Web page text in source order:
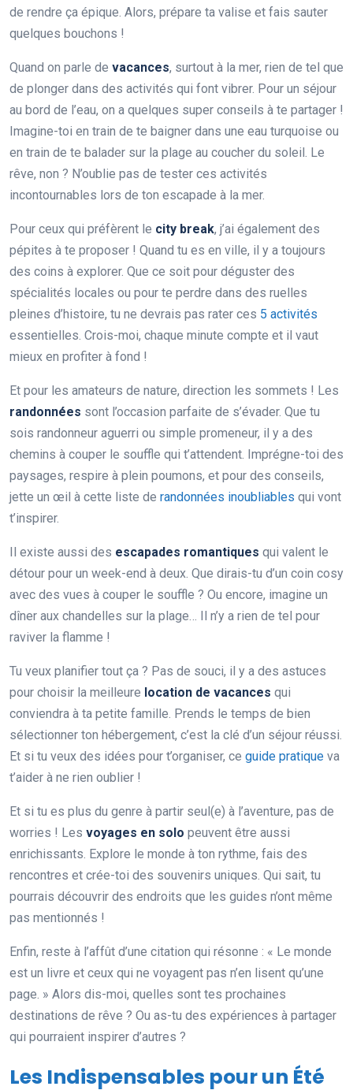
de rendre ça épique. Alors, prépare ta valise et fais sauter
quelques bouchons !
Quand on parle de vacances, surtout à la mer, rien de tel que
de plonger dans des activités qui font vibrer. Pour un séjour
au bord de l’eau, on a quelques super conseils à te partager !
Imagine-toi en train de te baigner dans une eau turquoise ou
en train de te balader sur la plage au coucher du soleil. Le
rêve, non ? N’oublie pas de tester ces activités
incontournables lors de ton escapade à la mer.
Pour ceux qui préfèrent le city break, j’ai également des
pépites à te proposer ! Quand tu es en ville, il y a toujours
des coins à explorer. Que ce soit pour déguster des
spécialités locales ou pour te perdre dans des ruelles
pleines d’histoire, tu ne devrais pas rater ces 5 activités
essentielles. Crois-moi, chaque minute compte et il vaut
mieux en profiter à fond !
Et pour les amateurs de nature, direction les sommets ! Les
randonnées sont l’occasion parfaite de s’évader. Que tu
sois randonneur aguerri ou simple promeneur, il y a des
chemins à couper le souffle qui t’attendent. Imprégne-toi des
paysages, respire à plein poumons, et pour des conseils,
jette un œil à cette liste de randonnées inoubliables qui vont
t’inspirer.
Il existe aussi des escapades romantiques qui valent le
détour pour un week-end à deux. Que dirais-tu d’un coin cosy
avec des vues à couper le souffle ? Ou encore, imagine un
dîner aux chandelles sur la plage… Il n’y a rien de tel pour
raviver la flamme !
Tu veux planifier tout ça ? Pas de souci, il y a des astuces
pour choisir la meilleure location de vacances qui
conviendra à ta petite famille. Prends le temps de bien
sélectionner ton hébergement, c’est la clé d’un séjour réussi.
Et si tu veux des idées pour t’organiser, ce guide pratique va
t’aider à ne rien oublier !
Et si tu es plus du genre à partir seul(e) à l’aventure, pas de
worries ! Les voyages en solo peuvent être aussi
enrichissants. Explore le monde à ton rythme, fais des
rencontres et crée-toi des souvenirs uniques. Qui sait, tu
pourrais découvrir des endroits que les guides n’ont même
pas mentionnés !
Enfin, reste à l’affût d’une citation qui résonne : « Le monde
est un livre et ceux qui ne voyagent pas n’en lisent qu’une
page. » Alors dis-moi, quelles sont tes prochaines
destinations de rêve ? Ou as-tu des expériences à partager
qui pourraient inspirer d’autres ?
Les Indispensables pour un Été